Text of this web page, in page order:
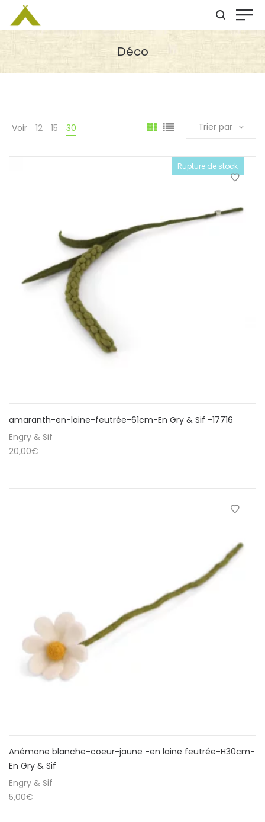
Déco
Voir 12 15 30 Trier par
Rupture de stock
amaranth-en-laine-feutrée-61cm-En Gry & Sif -17716
Engry & Sif
20,00€
Anémone blanche-coeur-jaune -en laine feutrée-H30cm-
En Gry & Sif
Engry & Sif
5,00€